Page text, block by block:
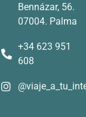
Bennázar, 56.
07004. Palma
+34 623 951
608